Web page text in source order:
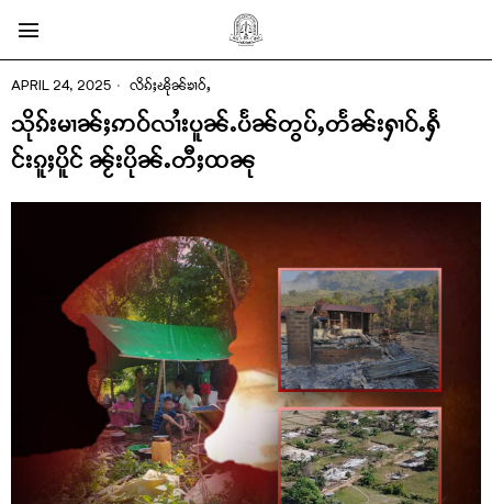
APRIL 24, 2025 လိၵ်ႈၽိုၼ်ၶၢဝ်ႇ
သိုၵ်းမၢၼ်ႈဢဝ်လၢႆးပူၼ်ႉပႅၼ်တွပ်ႇတႅၼ်းႁၢဝ်ႉႁႅ
င်းၵူႈပိူင် ၼႂ်းပိုၼ်ႉတီႈထၼု